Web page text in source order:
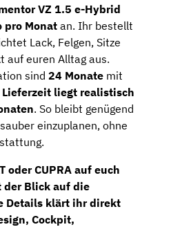
VZ 1.5 e-Hybrid
pro Monat an. Ihr bestellt
Lack, Felgen, Sitze
auf euren Alltag aus.
sind 24 Monate mit
Lieferzeit liegt realistisch
. So bleibt genügend
einzuplanen, ohne
oderCUPRA auf euch
der Blick auf die
Details klärt ihr direkt
Cockpit,